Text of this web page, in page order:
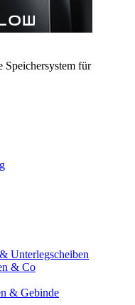
Speichersystem für
Unterlegscheiben
& Co
& Gebinde